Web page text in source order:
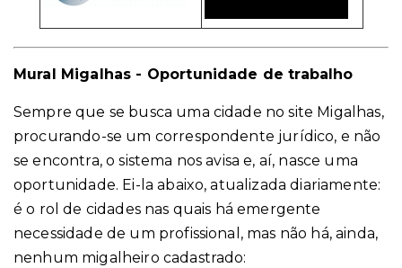
Mural Migalhas - Oportunidade de trabalho
Sempre que se busca uma cidade no site Migalhas,
procurando-se um correspondente jurídico, e não
se encontra, o sistema nos avisa e, aí, nasce uma
oportunidade. Ei-la abaixo, atualizada diariamente:
é o rol de cidades nas quais há emergente
necessidade de um profissional, mas não há, ainda,
nenhum migalheiro cadastrado: